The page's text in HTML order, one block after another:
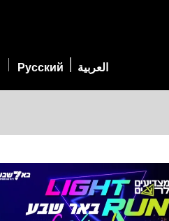
العربية Русский